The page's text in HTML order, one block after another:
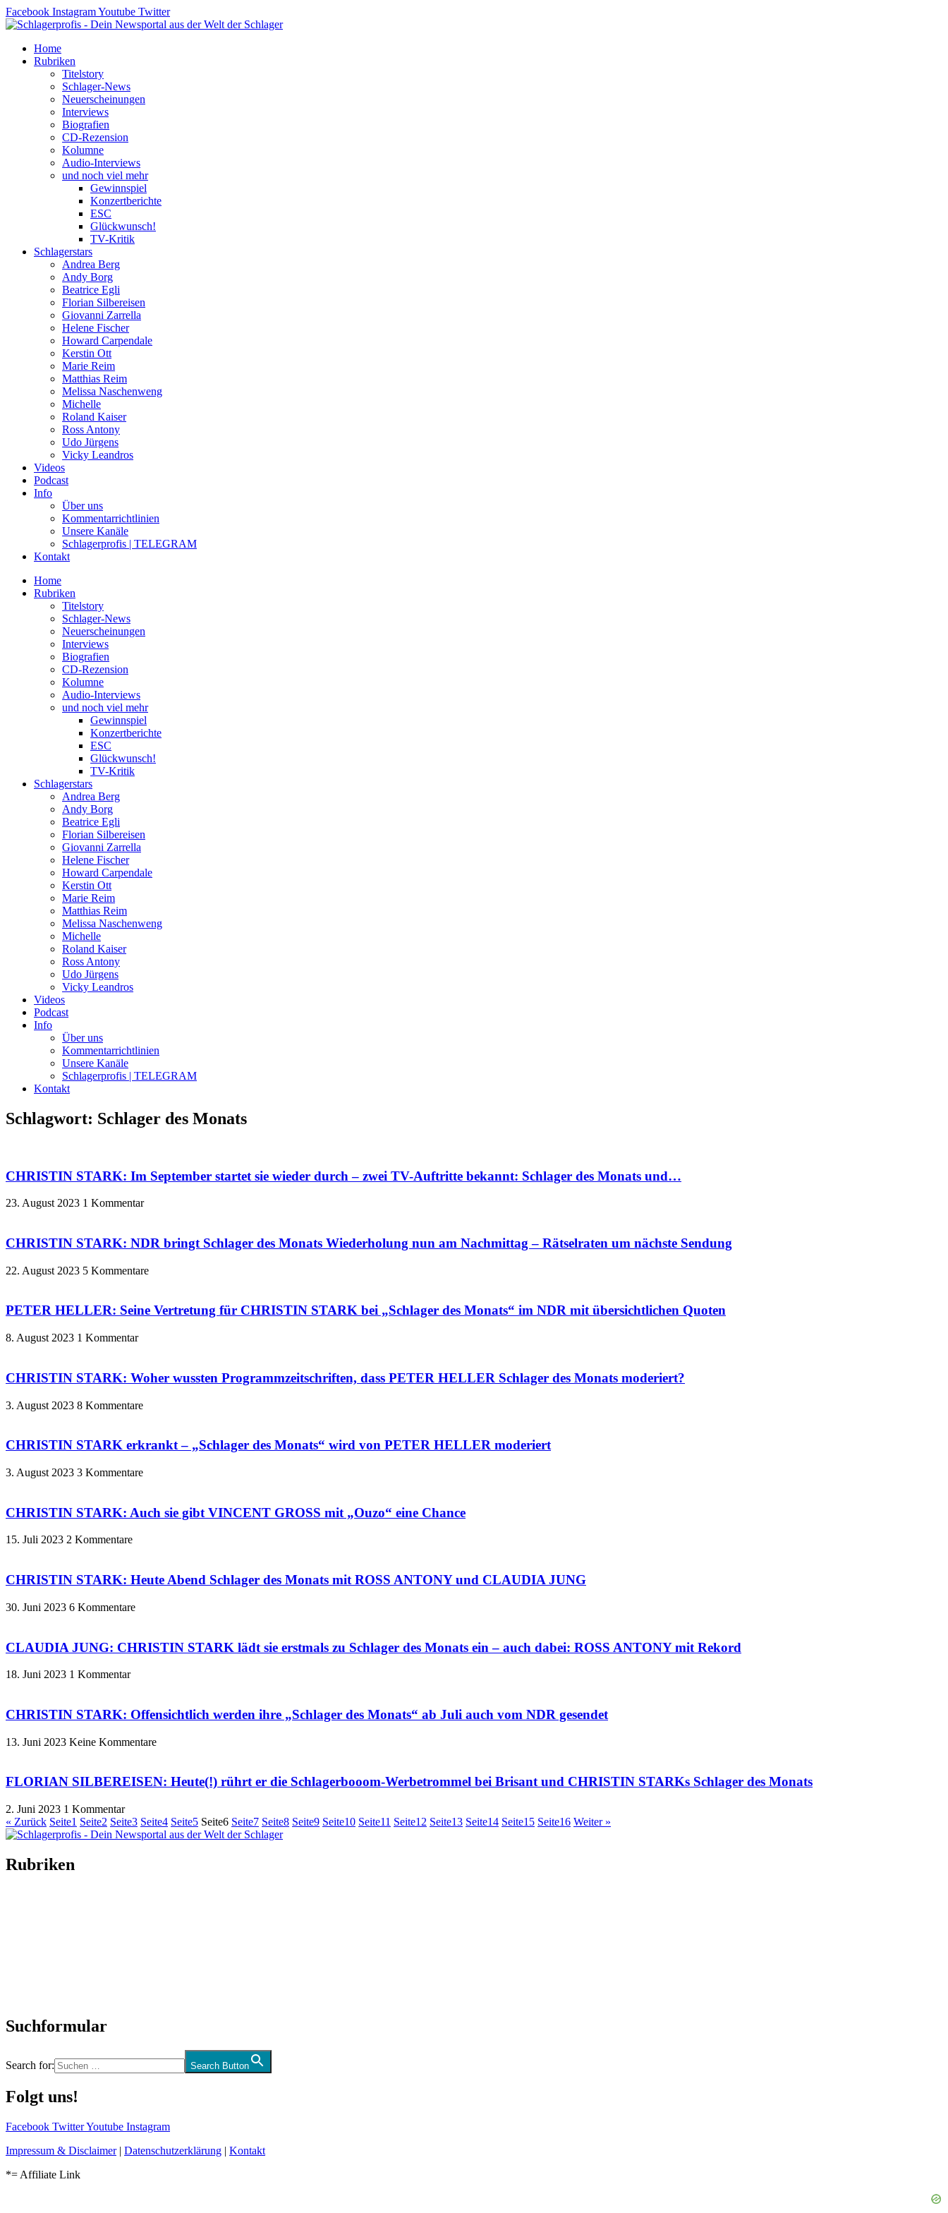
Zum
Inhalt
Facebook InstagramYoutube Twitter
Home
Rubriken
Titelstory
Schlager-News
Neuerscheinungen
Interviews
Biografien
CD-Rezension
Kolumne
Audio-Interviews
und noch viel mehr
Gewinnspiel
Konzertberichte
ESC
Glückwunsch!
TV-Kritik
Schlagerstars
Andrea Berg
Andy Borg
Beatrice Egli
Florian Silbereisen
Giovanni Zarrella
Helene Fischer
Howard Carpendale
Kerstin Ott
Marie Reim
Matthias Reim
Melissa Naschenweng
Michelle
Roland Kaiser
Ross Antony
Udo Jürgens
Vicky Leandros
Videos
Podcast
Info
Über uns
Kommentarrichtlinien
Unsere Kanäle
Schlagerprofis | TELEGRAM
Kontakt
Home
Rubriken
Titelstory
Schlager-News
Neuerscheinungen
Interviews
Biografien
CD-Rezension
Kolumne
Audio-Interviews
und noch viel mehr
Gewinnspiel
Konzertberichte
ESC
Glückwunsch!
TV-Kritik
Schlagerstars
Andrea Berg
Andy Borg
Beatrice Egli
Florian Silbereisen
Giovanni Zarrella
Helene Fischer
Howard Carpendale
Kerstin Ott
Marie Reim
Matthias Reim
Melissa Naschenweng
Michelle
Roland Kaiser
Ross Antony
Udo Jürgens
Vicky Leandros
Videos
Podcast
Info
Über uns
Kommentarrichtlinien
Unsere Kanäle
Schlagerprofis | TELEGRAM
Kontakt
Schlagwort: Schlager des Monats
CHRISTIN STARK: Im September startet sie wieder durch – zwei TV-Auftritte bekannt: Schlager des Monats und…
23. August 2023 1 Kommentar
CHRISTIN STARK: NDR bringt Schlager des Monats Wiederholung nun am Nachmittag – Rätselraten um nächste Sendung
22. August 2023 5 Kommentare
PETER HELLER: Seine Vertretung für CHRISTIN STARK bei „Schlager des Monats“ im NDR mit übersichtlichen Quoten
8. August 2023 1 Kommentar
CHRISTIN STARK: Woher wussten Programmzeitschriften, dass PETER HELLER Schlager des Monats moderiert?
3. August 2023 8 Kommentare
CHRISTIN STARK erkrankt – „Schlager des Monats“ wird von PETER HELLER moderiert
3. August 2023 3 Kommentare
CHRISTIN STARK: Auch sie gibt VINCENT GROSS mit „Ouzo“ eine Chance
15. Juli 2023 2 Kommentare
CHRISTIN STARK: Heute Abend Schlager des Monats mit ROSS ANTONY und CLAUDIA JUNG
30. Juni 2023 6 Kommentare
CLAUDIA JUNG: CHRISTIN STARK lädt sie erstmals zu Schlager des Monats ein – auch dabei: ROSS ANTONY mit Rekord
18. Juni 2023 1 Kommentar
CHRISTIN STARK: Offensichtlich werden ihre „Schlager des Monats“ ab Juli auch vom NDR gesendet
13. Juni 2023 Keine Kommentare
FLORIAN SILBEREISEN: Heute(!) rührt er die Schlagerbooom-Werbetrommel bei Brisant und CHRISTIN STARKs Schlager des Monats
2. Juni 2023 1 Kommentar
« Zurück Seite1 Seite2 Seite3 Seite4 Seite5 Seite6 Seite7 Seite8 Seite9 Seite10 Seite11 Seite12 Seite13 Seite14 Seite15 Seite16 Weiter »
Rubriken
Suchformular
Search for: Search Button
Folgt uns!
Facebook TwitterYoutube Instagram
Impressum & Disclaimer| Datenschutzerklärung | Kontakt
*= Affiliate Link